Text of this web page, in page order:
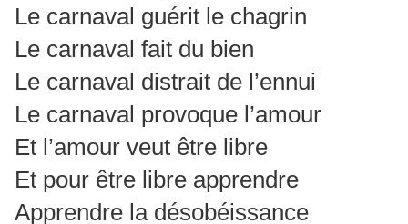
Le carnaval guérit le chagrin
Le carnaval fait du bien
Le carnaval distrait de l’ennui
Le carnaval provoque l’amour
Et l’amour veut être libre
Et pour être libre apprendre
Apprendre la désobéissance